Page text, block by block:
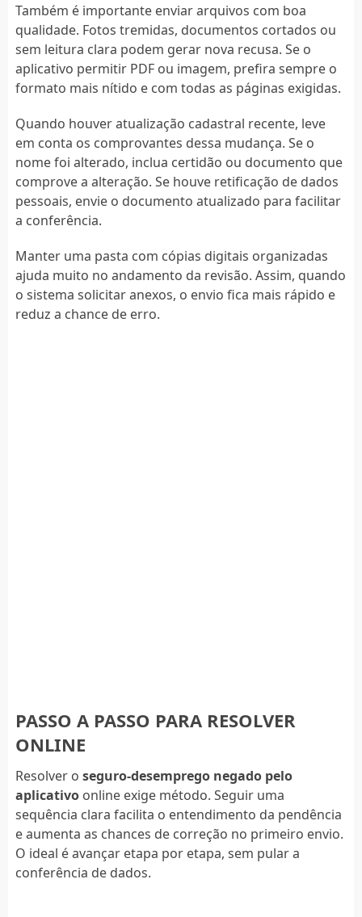
Também é importante enviar arquivos com boa
qualidade. Fotos tremidas, documentos cortados ou
sem leitura clara podem gerar nova recusa. Se o
aplicativo permitir PDF ou imagem, prefira sempre o
formato mais nítido e com todas as páginas exigidas.
Quando houver atualização cadastral recente, leve
em conta os comprovantes dessa mudança. Se o
nome foi alterado, inclua certidão ou documento que
comprove a alteração. Se houve retificação de dados
pessoais, envie o documento atualizado para facilitar
a conferência.
Manter uma pasta com cópias digitais organizadas
ajuda muito no andamento da revisão. Assim, quando
o sistema solicitar anexos, o envio fica mais rápido e
reduz a chance de erro.
PASSO A PASSO PARA RESOLVER
ONLINE
Resolver o seguro-desemprego negado pelo
aplicativoonline exige método. Seguir uma
sequência clara facilita o entendimento da pendência
e aumenta as chances de correção no primeiro envio.
O ideal é avançar etapa por etapa, sem pular a
conferência de dados.